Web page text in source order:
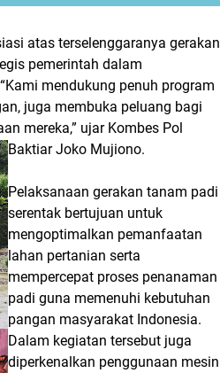
atas terselenggaranya gerakan
pemerintah dalam
mendukung penuh program
juga membuka peluang bagi
mereka,” ujar Kombes Pol
Baktiar Joko Mujiono.
Pelaksanaan gerakan tanam padi
serentak bertujuan untuk
mengoptimalkan pemanfaatan
lahan pertanian serta
mempercepat proses penanaman
padi guna memenuhi kebutuhan
pangan masyarakat Indonesia.
Dalam kegiatan tersebut juga
diperkenalkan penggunaan mesin